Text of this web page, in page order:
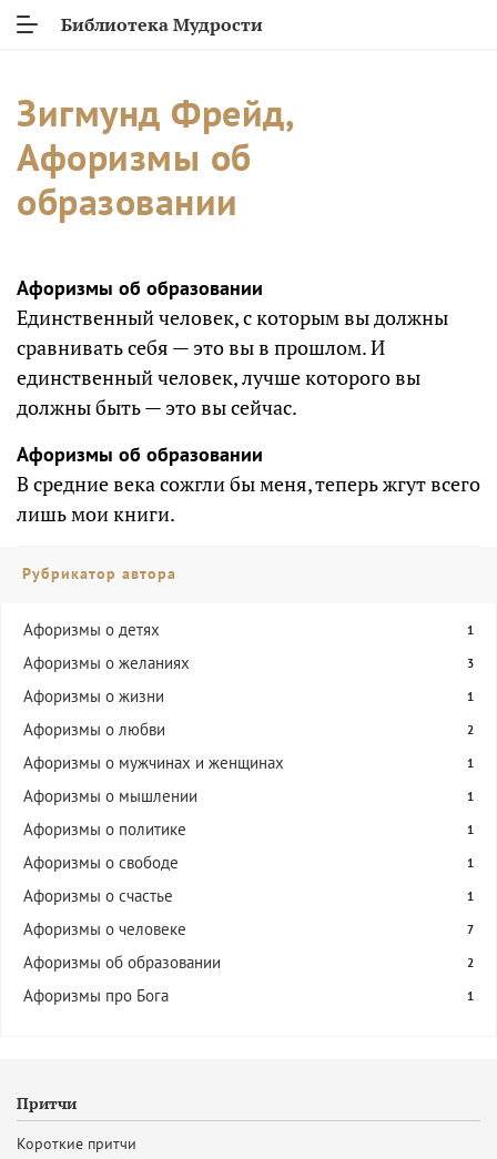
Библиотека Мудрости
Зигмунд Фрейд,
Афоризмы об
образовании
Афоризмы об образовании
Единственный человек, с которым вы должны
сравнивать себя — это вы в прошлом. И
единственный человек, лучше которого вы
должны быть — это вы сейчас.
Афоризмы об образовании
В средние века сожгли бы меня, теперь жгут всего
лишь мои книги.
Рубрикатор автора
Афоризмы о детях 1
Афоризмы о желаниях 3
Афоризмы о жизни 1
Афоризмы о любви 2
Афоризмы о мужчинах и женщинах 1
Афоризмы о мышлении 1
Афоризмы о политике 1
Афоризмы о свободе 1
Афоризмы о счастье 1
Афоризмы о человеке 7
Афоризмы об образовании 2
Афоризмы про Бога 1
Притчи
Короткие притчи